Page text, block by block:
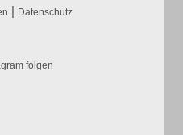
| Datenschutz
folgen